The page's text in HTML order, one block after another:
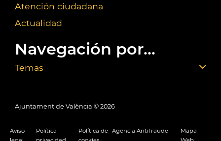
Atención ciudadana
Actualidad
Navegación por...
Temas
Ajuntament de València © 2026
Aviso
Política
Política de Agencia Antifraude
Mapa